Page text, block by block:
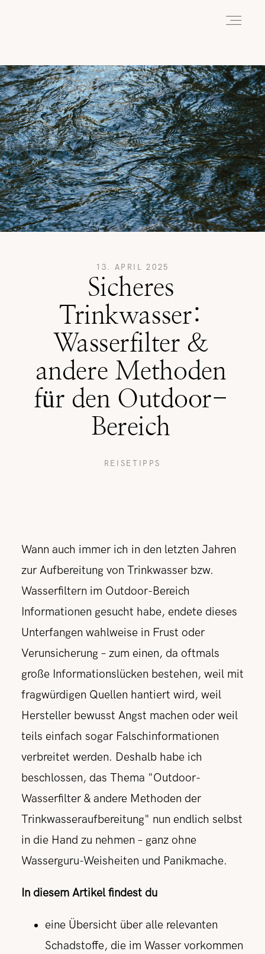
13. APRIL 2025
Sicheres
Trinkwasser:
Wasserfilter &
andere Methoden
für den Outdoor-
Bereich
REISETIPPS
Wann auch immer ich in den letzten Jahren
zur Aufbereitung von Trinkwasser bzw.
Wasserfiltern im Outdoor-Bereich
Informationen gesucht habe, endete dieses
Unterfangen wahlweise in Frust oder
Verunsicherung – zum einen, da oftmals
große Informationslücken bestehen, weil mit
fragwürdigen Quellen hantiert wird, weil
Hersteller bewusst Angst machen oder weil
teils einfach sogar Falschinformationen
verbreitet werden. Deshalb habe ich
beschlossen, das Thema "Outdoor-
Wasserfilter & andere Methoden der
Trinkwasseraufbereitung" nun endlich selbst
in die Hand zu nehmen – ganz ohne
Wasserguru-Weisheiten und Panikmache.
In diesem Artikel findest du
eine Übersicht über alle relevanten
Schadstoffe, die im Wasser vorkommen
HOME
ABOUT
REISEN
WANDERN
REISETIPPS
SHOP
KONTAKT